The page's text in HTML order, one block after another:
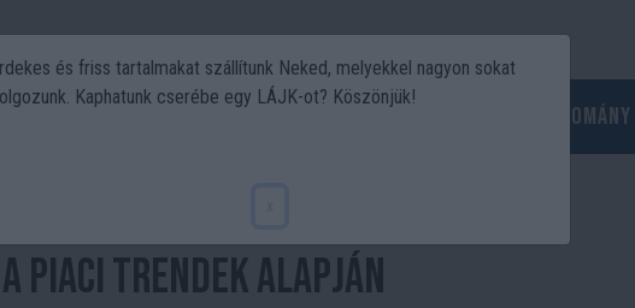
Politika DIY Utazás Tudomány
kriptográfia: Shiba Inu, Meme
a piaci trendek alapján
és friss tartalmakat szállítunk Neked, melyekkel nagyon sokat
Kaphatunk cserébe egy LÁJK-ot? Köszönjük!